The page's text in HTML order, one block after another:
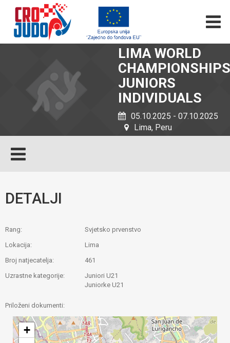
LIMA WORLD
CHAMPIONSHIPS
JUNIORS
INDIVIDUALS
05.10.2025 - 07.10.2025
Lima, Peru
DETALJI
Rang:
Svjetsko prvenstvo
Lokacija:
Lima
Broj natjecatelja:
461
Uzrastne kategorije:
Juniori U21
Juniorke U21
Priloženi dokumenti:
+